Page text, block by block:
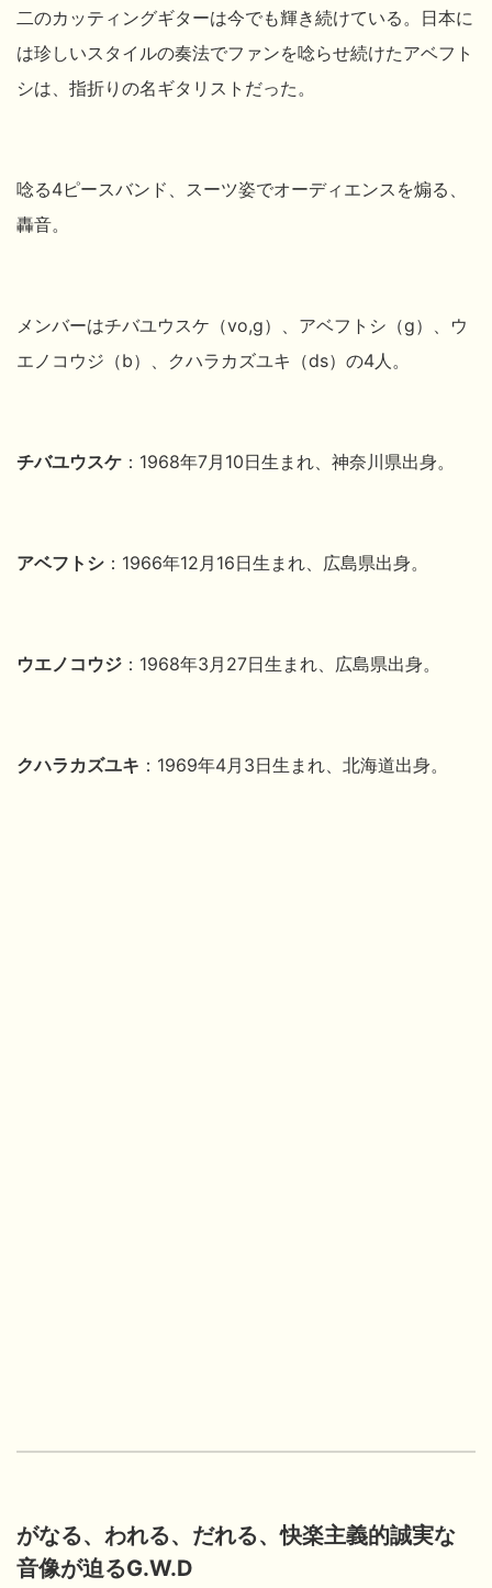
二のカッティングギターは今でも輝き続けている。日本に
は珍しいスタイルの奏法でファンを唸らせ続けたアベフト
シは、指折りの名ギタリストだった。
唸る4ピースバンド、スーツ姿でオーディエンスを煽る、
轟音。
メンバーはチバユウスケ（vo,g）、アベフトシ（g）、ウ
エノコウジ（b）、クハラカズユキ（ds）の4人。
チバユウスケ ：1968年7月10日生まれ、神奈川県出身。
アベフトシ ：1966年12月16日生まれ、広島県出身。
ウエノコウジ ：1968年3月27日生まれ、広島県出身。
クハラカズユキ ：1969年4月3日生まれ、北海道出身。
がなる、われる、だれる、快楽主義的誠実な
音像が迫るG.W.D